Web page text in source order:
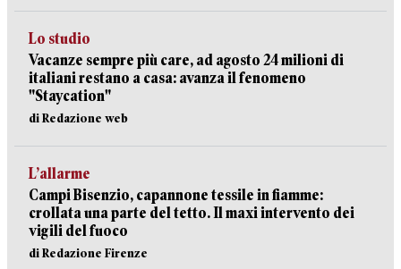
Lo studio
Vacanze sempre più care, ad agosto 24 milioni di
italiani restano a casa: avanza il fenomeno
"Staycation"
di Redazione web
L’allarme
Campi Bisenzio, capannone tessile in fiamme:
crollata una parte del tetto. Il maxi intervento dei
vigili del fuoco
di Redazione Firenze